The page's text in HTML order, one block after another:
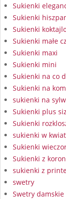
Sukienki
Sukienki
Sukienki
Sukienki małe
Sukienki maxi
Sukienki mini
Sukienki na co
Sukienki na
sukienki na
Sukienki plus
Sukienki
sukienki w
Sukienki
Sukienki z
sukienki z
swetry
Swetry damskie